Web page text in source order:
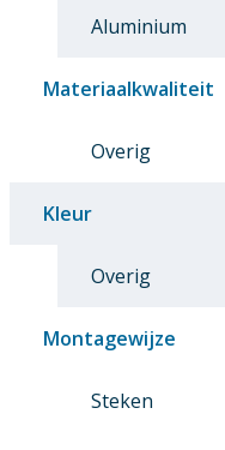
Aluminium
Materiaalkwaliteit
Overig
Kleur
Overig
Montagewijze
Steken